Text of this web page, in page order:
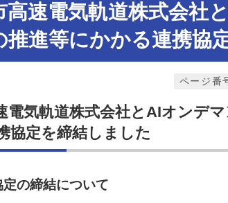
高速電気軌道株式会社
推進等にかかる連携協
ページ番
電気軌道株式会社とAIオンデ
協定を締結しました
の締結について